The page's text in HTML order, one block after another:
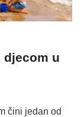
djecom u
čini jedan od